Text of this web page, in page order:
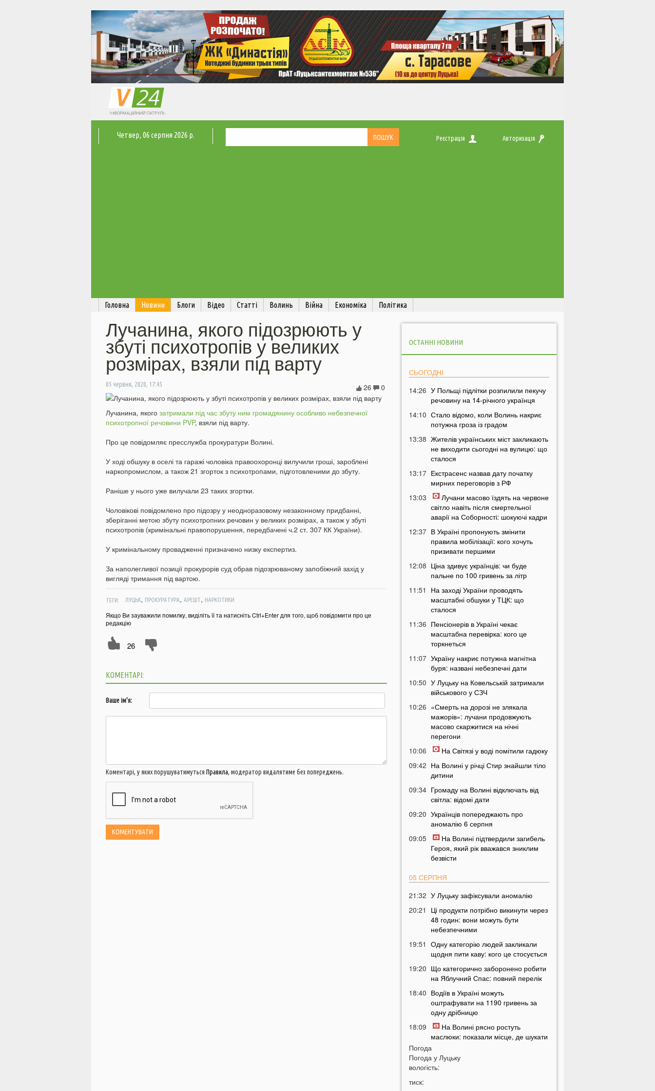
Четвер, 06 серпня 2026 р. Реєстрація Авторизація
Головна Новини Блоги Відео Статті Волинь Війна Економіка Політика
Лучанина, якого підозрюють у
збуті психотропів у великих
розмірах, взяли під варту
05 червня, 2020, 17:45 0
26
Лучанина, якого затримали під час збуту ним громадянину особливо небезпечної
психотропної речовини PVP, взяли під варту.
Про це повідомляє пресслужба прокуратури Волині.
У ході обшуку в оселі та гаражі чоловіка правоохоронці вилучили гроші, зароблені
наркопромислом, а також 21 згорток з психотропами, підготовленими до збуту.
Раніше у нього уже вилучали 23 таких згортки.
Чоловікові повідомлено про підозру у неодноразовому незаконному придбанні,
зберіганні метою збуту психотропних речовин у великих розмірах, а також у збуті
психотропів (кримінальні правопорушення, передбачені ч.2 ст. 307 КК України).
У кримінальному провадженні призначено низку експертиз.
За наполегливої позиції прокурорів суд обрав підозрюваному запобіжний захід у
вигляді тримання під вартою.
ТЕГИ: ЛУЦЬК, ПРОКУРАТУРА, АРЕШТ, НАРКОТИКИ
Якщо Ви зауважили помилку, виділіть її та натисніть Ctrl+Enter для того, щоб повідомити про це
редакцію
26
КОМЕНТАРІ:
Ваше ім'я:
Коментарі, у яких порушуватимуться Правила, модератор видалятиме без попереджень.
ОСТАННІ НОВИНИ
СЬОГОДНІ
14:26 У Польщі підлітки розпилили пекучу
речовину на 14-річного українця
14:10 Стало відомо, коли Волинь накриє
потужна гроза із градом
13:38 Жителів українських міст закликають
не виходити сьогодні на вулицю: що
сталося
13:17 Екстрасенс назвав дату початку
мирних переговорів з РФ
13:03
Лучани масово їздять на червоне
світло навіть після смертельної
аварії на Соборності: шокуючі кадри
12:37 В Україні пропонують змінити
правила мобілізації: кого хочуть
призивати першими
12:08 Ціна здивує українців: чи буде
пальне по 100 гривень за літр
11:51
На заході України проводять
масштабні обшуки у ТЦК: що
сталося
11:36 Пенсіонерів в Україні чекає
масштабна перевірка: кого це
торкнеться
11:07 Україну накриє потужна магнітна
буря: названі небезпечні дати
10:50 У Луцьку на Ковельській затримали
військового у СЗЧ
10:26 «Смерть на дорозі не злякала
мажорів»: лучани продовжують
масово скаржитися на нічні
перегони
10:06
На Світязі у воді помітили гадюку
09:42 На Волині у річці Стир знайшли тіло
дитини
09:34 Громаду на Волині відключать від
світла: відомі дати
09:20 Українців попереджають про
аномалію 6 серпня
09:05
На Волині підтвердили загибель
Героя, який рік вважався зниклим
безвісти
05 СЕРПНЯ
21:32 У Луцьку зафіксували аномалію
20:21
Ці продукти потрібно викинути через
48 годин: вони можуть бути
небезпечними
19:51
Одну категорію людей закликали
щодня пити каву: кого це стосується
19:20 Що категорично заборонено робити
на Яблучний Спас: повний перелік
18:40 Водіїв в Україні можуть
оштрафувати на 1190 гривень за
одну дрібницю
18:09
На Волині рясно ростуть
маслюки: показали місце, де шукати
гриби
17:38 Деякі продукти можуть зникнути з
полиць магазинів: які міста під
Погода
Погода у Луцьку
вологість:
тиск: